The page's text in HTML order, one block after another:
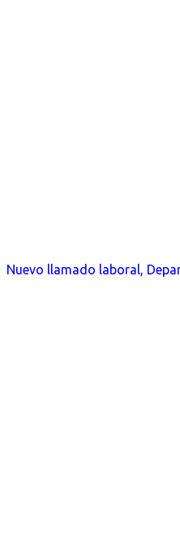
Nuevo llamado laboral,